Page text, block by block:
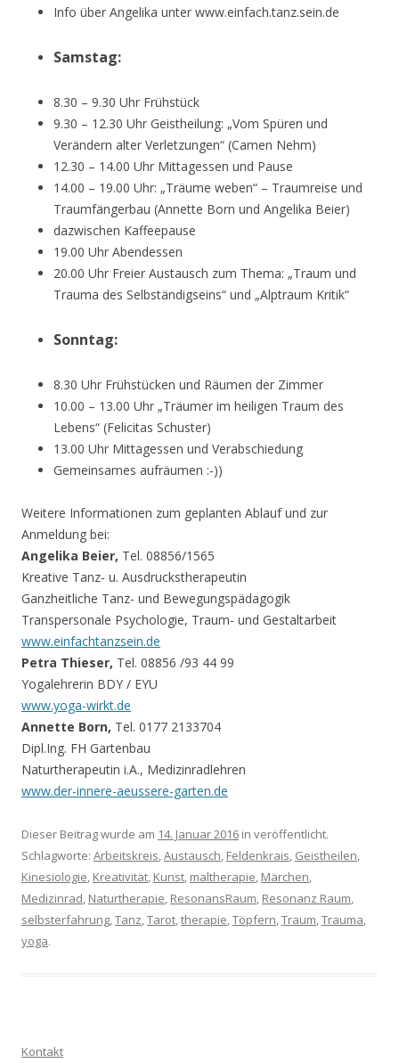
Info über Angelika unter www.einfach.tanz.sein.de
Samstag:
8.30 – 9.30 Uhr Frühstück
9.30 – 12.30 Uhr Geistheilung: „Vom Spüren und
Verändern alter Verletzungen“ (Camen Nehm)
12.30 – 14.00 Uhr Mittagessen und Pause
14.00 – 19.00 Uhr: „Träume weben“ – Traumreise und
Traumfängerbau (Annette Born und Angelika Beier)
dazwischen Kaffeepause
19.00 Uhr Abendessen
20.00 Uhr Freier Austausch zum Thema: „Traum und
Trauma des Selbständigseins“ und „Alptraum Kritik“
Sonntag:
8.30 Uhr Frühstücken und Räumen der Zimmer
10.00 – 13.00 Uhr „Träumer im heiligen Traum des
Lebens“ (Felicitas Schuster)
13.00 Uhr Mittagessen und Verabschiedung
Gemeinsames aufräumen :-))
Weitere Informationen zum geplanten Ablauf und zur
Anmeldung bei:
Angelika Beier, Tel. 08856/1565
Kreative Tanz- u. Ausdruckstherapeutin
Ganzheitliche Tanz- und Bewegungspädagogik
Transpersonale Psychologie, Traum- und Gestaltarbeit
www.einfachtanzsein.de
Petra Thieser, Tel. 08856 /93 44 99
Yogalehrerin BDY / EYU
www.yoga-wirkt.de
Annette Born, Tel. 0177 2133704
Dipl.Ing. FH Gartenbau
Naturtherapeutin i.A., Medizinradlehren
www.der-innere-aeussere-garten.de
Dieser Beitrag wurde am 14. Januar 2016 in veröffentlicht.
Schlagworte: Arbeitskreis,Austausch, Feldenkrais, Geistheilen,
Kinesiologie, Kreativität, Kunst, maltherapie, Märchen,
Medizinrad, Naturtherapie, ResonansRaum, Resonanz Raum,
selbsterfahrung,Tanz,Tarot,therapie,Töpfern,Traum,Trauma,
yoga.
Kontakt